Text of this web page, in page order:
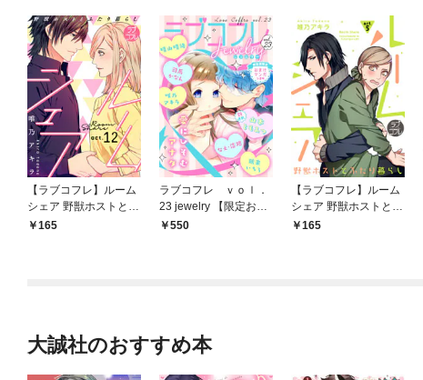
【ラブコフレ】ルーム
シェア 野獣ホストとふ
たり暮らし act.12
165
ラブコフレ ｖｏｌ．
23 jewelry 【限定おま
け付】
550
【ラブコフレ】ルーム
シェア 野獣ホストとふ
たり暮らし act.5
165
大誠社のおすすめ本